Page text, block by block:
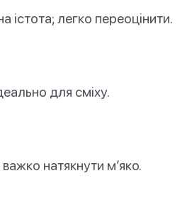
істота; легко переоцінити.
для сміху.
натякнути м’яко.